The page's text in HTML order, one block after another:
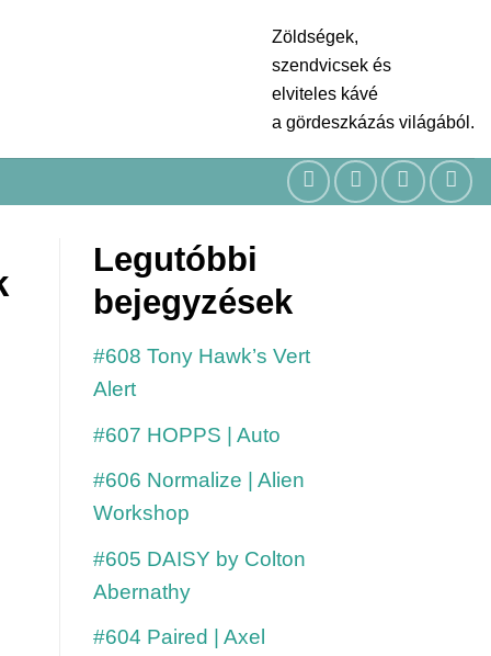
Zöldségek,
szendvicsek és
elviteles kávé
a gördeszkázás világából.
Legutóbbi
bejegyzések
#608 Tony Hawk’s Vert
Alert
#607 HOPPS | Auto
#606 Normalize | Alien
Workshop
#605 DAISY by Colton
Abernathy
#604 Paired | Axel